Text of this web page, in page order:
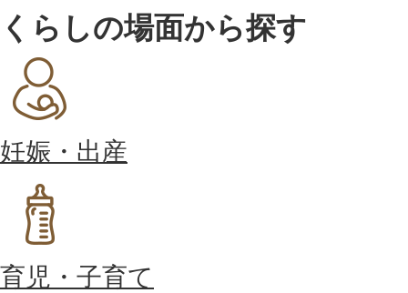
くらしの場面から探す
妊娠・出産
育児・子育て